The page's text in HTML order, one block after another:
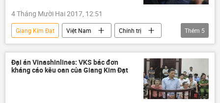
4 Tháng Mười Hai 2017, 12:51
Giang Kim Đạt Việt Nam
Chính trị
Trịnh Xuân Thanh
Nguyễn Phú Trọng
Đảng Cộng sản
Chính phủ
tham nhũng
Thêm 5
Đại án Vinashinlines: VKS bác đơn
kháng cáo kêu oan của Giang Kim Đạt